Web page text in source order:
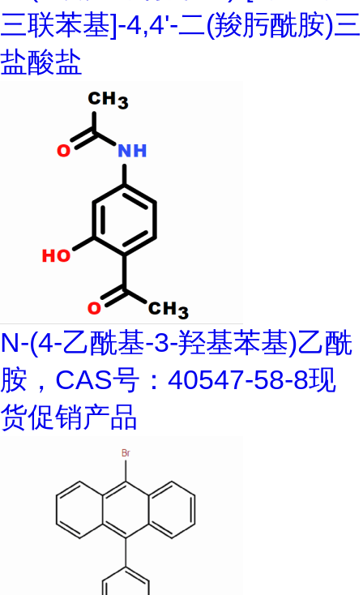
三联苯基]-4,4'-二(羧肟酰胺)三
盐酸盐
N-(4-乙酰基-3-羟基苯基)乙酰
胺，CAS号：40547-58-8现
货促销产品